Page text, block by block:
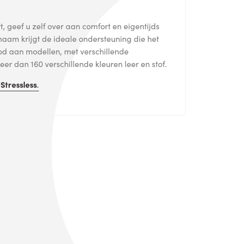
geef u zelf over aan comfort en eigentijds
krijgt de ideale ondersteuning die het
aan modellen, met verschillende
dan 160 verschillende kleuren leer en stof.
Stressless.